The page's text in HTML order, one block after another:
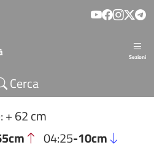
Sezioni
Cerca
+ 62 cm
04:25-10cm